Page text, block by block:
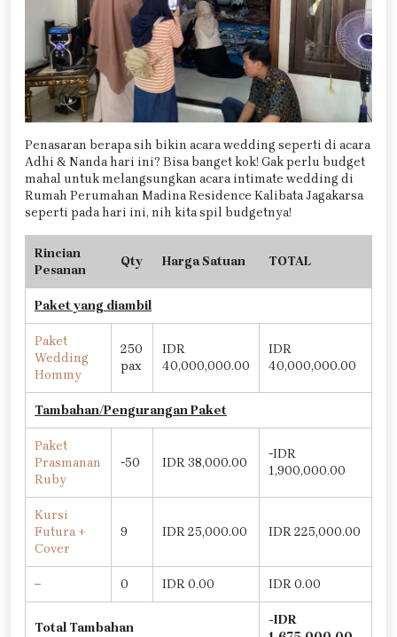
Penasaran berapa sih bikin acara wedding seperti di acara
Adhi & Nanda hari ini? Bisa banget kok! Gak perlu budget
mahal untuk melangsungkan acara intimate wedding di
Rumah Perumahan Madina Residence Kalibata Jagakarsa
seperti pada hari ini, nih kita spil budgetnya!
Rincian
Pesanan
Qty Harga Satuan TOTAL
Paket yang diambil
Paket
Wedding
Hommy
250
pax
IDR
40,000,000.00
IDR
40,000,000.00
Tambahan/Pengurangan Paket
Paket
Prasmanan
Ruby
-50 IDR 38,000.00
-IDR
1,900,000.00
Kursi
Futura +
Cover
9 IDR 25,000.00 IDR 225,000.00
– 0 IDR 0.00 IDR 0.00
Total Tambahan
-IDR